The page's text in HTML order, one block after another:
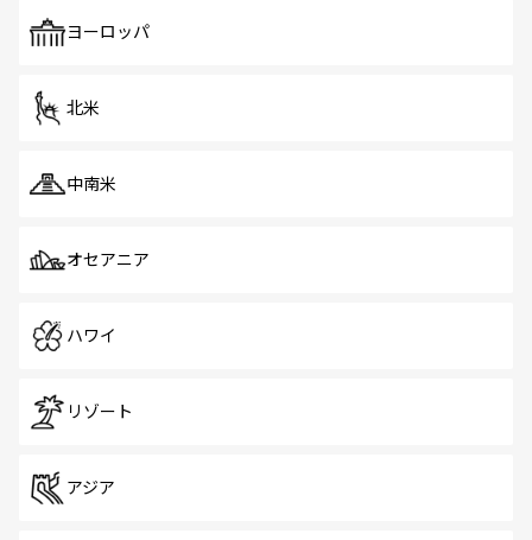
で、ホーカーズは地元の風情を楽しめる外せないスポット
ヨーロッパ
北米
中南米
オセアニア
ハワイ
リゾート
アジア